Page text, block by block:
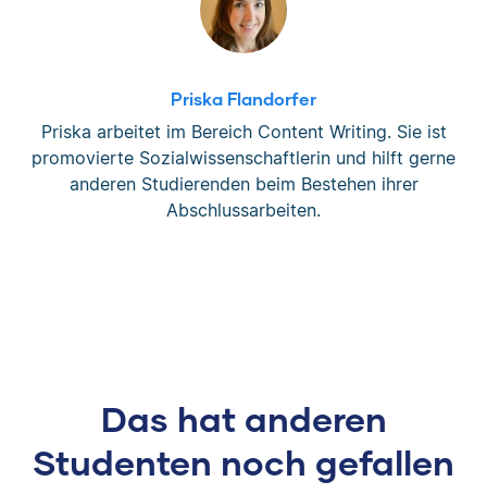
Priska Flandorfer
Priska arbeitet im Bereich Content Writing. Sie ist
promovierte Sozialwissenschaftlerin und hilft gerne
anderen Studierenden beim Bestehen ihrer
Abschlussarbeiten.
Das hat anderen
Studenten noch gefallen